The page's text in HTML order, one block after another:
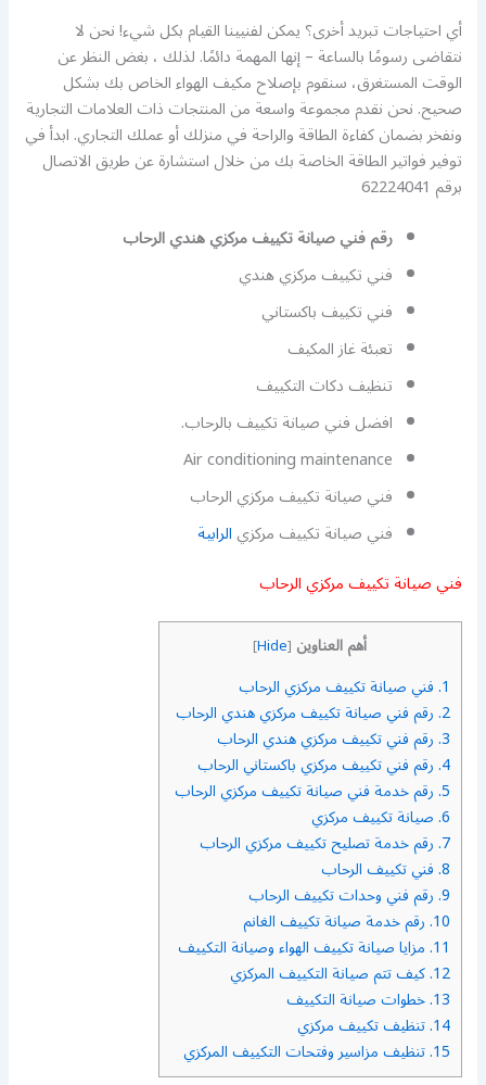
أي احتياجات تبريد أخرى؟ يمكن لفنيينا القيام بكل شيء! نحن لا
نتقاضى رسومًا بالساعة – إنها المهمة دائمًا. لذلك ، بغض النظر عن
الوقت المستغرق، سنقوم بإصلاح مكيف الهواء الخاص بك بشكل
صحيح. نحن نقدم مجموعة واسعة من المنتجات ذات العلامات التجارية
ونفخر بضمان كفاءة الطاقة والراحة في منزلك أو عملك التجاري. ابدأ في
توفير فواتير الطاقة الخاصة بك من خلال استشارة عن طريق الاتصال
برقم 62224041
رقم فني صيانة تكييف مركزي هندي الرحاب
فني تكييف مركزي هندي
فني تكييف باكستاني
تعبئة غاز المكيف
تنظيف دكات التكييف
افضل فني صيانة تكييف بالرحاب.
Air conditioning maintenance
فني صيانة تكييف مركزي الرحاب
فني صيانة تكييف مركزيالرابية
فني صيانة تكييف مركزي الرحاب
أهم العناوين [
Hide
]
1. فني صيانة تكييف مركزي الرحاب
2. رقم فني صيانة تكييف مركزي هندي الرحاب
3. رقم فني تكييف مركزي هندي الرحاب
4. رقم فني تكييف مركزي باكستاني الرحاب
5. رقم خدمة فني صيانة تكييف مركزي الرحاب
6. صيانة تكييف مركزي
7. رقم خدمة تصليح تكييف مركزي الرحاب
8. فني تكييف الرحاب
9. رقم فني وحدات تكييف الرحاب
10. رقم خدمة صيانة تكييف الغانم
11. مزايا صيانة تكييف الهواء وصيانة التكييف
12. كيف تتم صيانة التكييف المركزي
13. خطوات صيانة التكييف
14. تنظيف تكييف مركزي
15. تنظيف مزاسير وفتحات التكييف المركزي